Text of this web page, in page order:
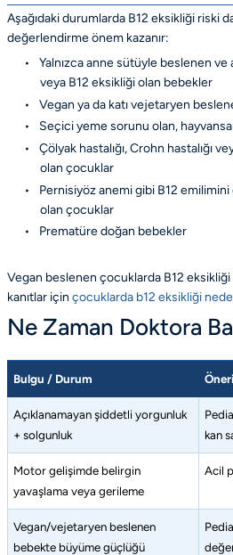
Aşağıdaki durumlarda B12 eksikliği riski
değerlendirme önem kazanır:
•
Yalnızca anne sütüyle beslenen
veya B12 eksikliği olan bebekler
•
Vegan ya da katı vejetaryen
•
Seçici yeme sorunu olan,
•
Çölyak hastalığı, Crohn hastalığı
olan çocuklar
•
Pernisiyöz anemi gibi B12 emilimini
olan çocuklar
•
Prematüre doğan bebekler
Vegan beslenen çocuklarda B12 eksikliği
kanıtlar için çocuklarda b12 eksikliği
Ne Zaman Doktora
Bulgu / Durum
Açıklanamayan şiddetli yorgunluk
+ solgunluk
kan
Motor gelişimde belirgin
yavaşlama veya gerileme
Acil
Vegan/vejetaryen beslenen
bebekte büyüme güçlüğü